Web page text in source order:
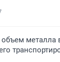
металла